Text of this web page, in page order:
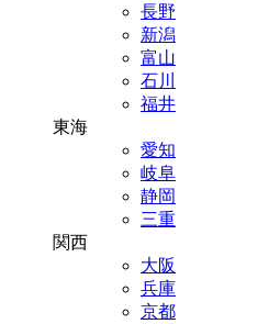
長野
新潟
富山
石川
福井
東海
愛知
岐阜
静岡
三重
関西
大阪
兵庫
京都